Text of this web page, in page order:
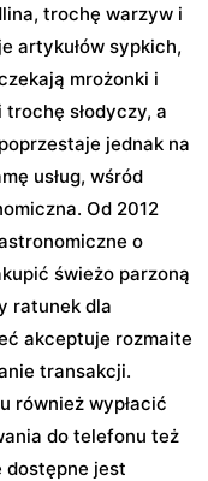
trochę warzyw i
artykułów sypkich,
mrożonki i
słodyczy, a
jednak na
usług, wśród
Od 2012
o
świeżo parzoną
ratunek dla
akceptuje rozmaite
transakcji.
również wypłacić
do telefonu też
dostępne jest